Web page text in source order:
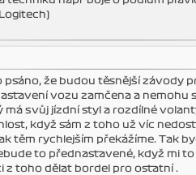
že budou těsnější závody
vozu zamčena a
má svůj jízdní styl a rozdílné
když sám z toho už víc
těm rychlejším překážíme. Tak
to přednastavené, když mi to
z toho dělat bordel pro ostatní .